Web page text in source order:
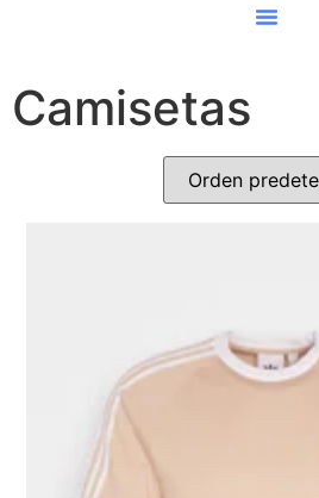
Camisetas